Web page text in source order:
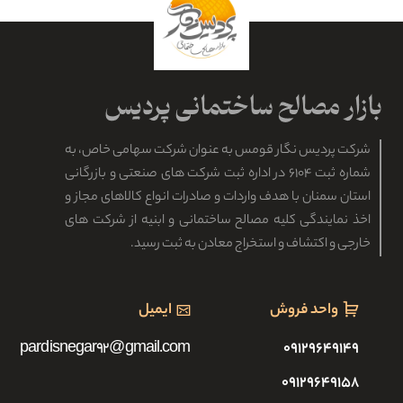
شرکت پردیس نگار قومس به عنوان شرکت سهامی خاص، به
شماره ثبت ۶۱۰۴ در اداره ثبت شرکت های صنعتی و بازرگانی
استان سمنان با هدف واردات و صادرات انواع کالاهای مجاز و
اخذ نمایندگی کلیه مصالح ساختمانی و ابنیه از شرکت های
خارجی و اکتشاف و استخراج معادن به ثبت رسید.
واحد فروش
۰۹۱۲۹۶۴۹۱۴۹
۰۹۱۲۹۶۴۹۱۵۸
ایمیل
pardisnegar92@gmail.com